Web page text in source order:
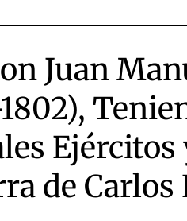
Juan
Ejércitos
de Carlos